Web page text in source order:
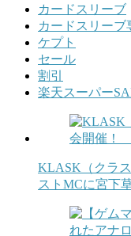
カードスリーブ
カードスリーブ
ケプト
セール
割引
楽天スーパー
KLASK（クラ
ストMCに宮下